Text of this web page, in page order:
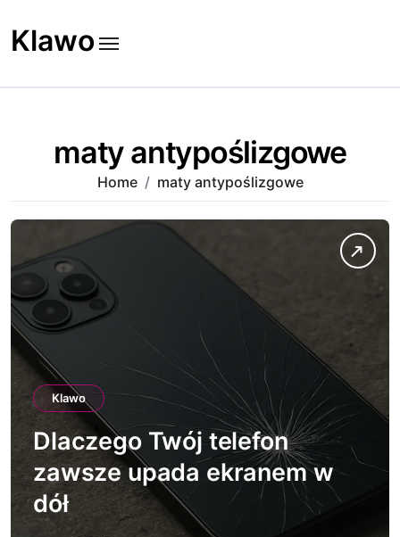
to
content
Klawo
maty antypoślizgowe
Home maty antypoślizgowe
Klawo
Dlaczego Twój telefon
zawsze upada ekranem w
dół